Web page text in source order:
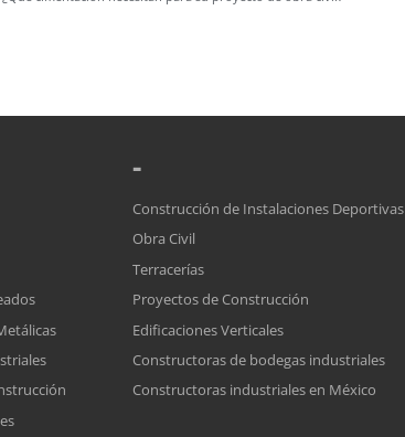
-
Construcción de Instalaciones Deportivas
Obra Civil
Terracerías
Proyectos de Construcción
Edificaciones Verticales
Constructoras de bodegas industriales
Constructoras industriales en México